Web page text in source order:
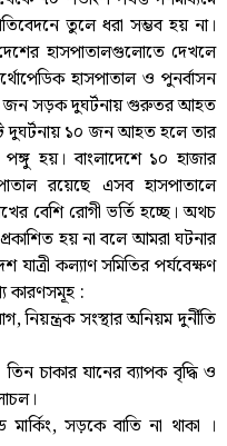
তুলে ধরা সম্ভব হয় না।
হাসপাতালগুলোতে দেখলে
হাসপাতাল ও পুনর্বাসন
জন সড়ক দুঘর্টনায় গুরুতর আহত
দুঘর্টনায় ১০ জন আহত হলে তার
হয়। বাংলাদেশে ১০ হাজার
রয়েছে এসব হাসপাতালে
বেশি রোগী ভর্তি হচ্ছে। অথচ
হয় না বলে আমরা ঘটনার
যাত্রী কল্যাণ সমিতির পর্যবেক্ষণ
কারণসমূহ :
সংস্থার অনিয়ম দুর্নীতি
চাকার যানের ব্যাপক বৃদ্ধি ও
সড়কে বাতি না থাকা ।